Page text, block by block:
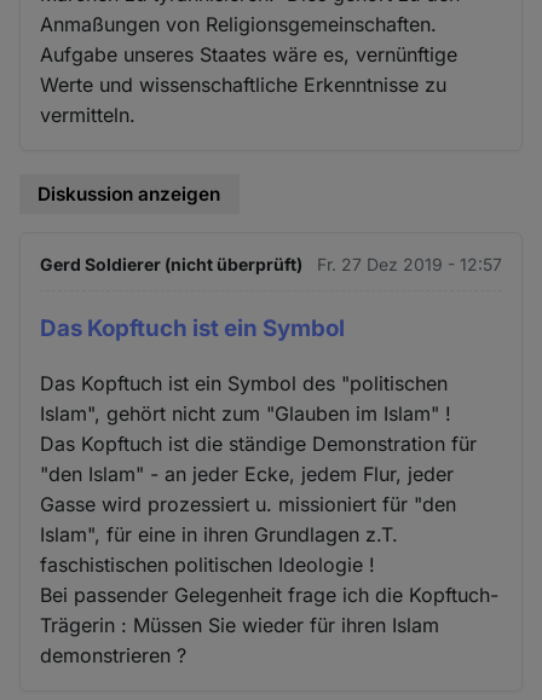
Anmaßungen von Religionsgemeinschaften.
Aufgabe unseres Staates wäre es, vernünftige
Werte und wissenschaftliche Erkenntnisse zu
vermitteln.
Diskussion anzeigen
Gerd Soldierer (nicht überprüft) Fr. 27 Dez 2019 - 12:57
Das Kopftuch ist ein Symbol
Das Kopftuch ist ein Symbol des "politischen
Islam", gehört nicht zum "Glauben im Islam" !
Das Kopftuch ist die ständige Demonstration für
"den Islam" - an jeder Ecke, jedem Flur, jeder
Gasse wird prozessiert u. missioniert für "den
Islam", für eine in ihren Grundlagen z.T.
faschistischen politischen Ideologie !
Bei passender Gelegenheit frage ich die Kopftuch-
Trägerin : Müssen Sie wieder für ihren Islam
demonstrieren ?